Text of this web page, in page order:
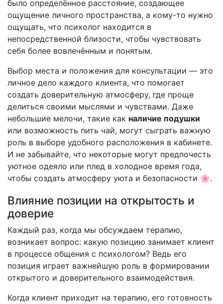
было определённое расстояние, создающее
ощущение личного пространства, а кому-то нужно
ощущать, что психолог находится в
непосредственной близости, чтобы чувствовать
себя более вовлечённым и понятым.
Выбор места и положения для консультации — это
личное дело каждого клиента, что помогает
создать доверительную атмосферу, где проще
делиться своими мыслями и чувствами. Даже
небольшие мелочи, такие как наличие подушки
или возможность пить чай, могут сыграть важную
роль в выборе удобного расположения в кабинете.
И не забывайте, что некоторые могут предпочесть
уютное одеяло или плед в холодное время года,
чтобы создать атмосферу уюта и безопасности 🌸.
Влияние позиции на открытость и
доверие
Каждый раз, когда мы обсуждаем терапию,
возникает вопрос: какую позицию занимает клиент
в процессе общения с психологом? Ведь его
позиция играет важнейшую роль в формировании
открытого и доверительного взаимодействия.
Когда клиент приходит на терапию, его готовность